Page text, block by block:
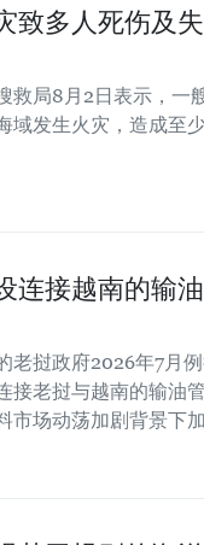
致多人死伤及
救局8月2日表示，一
域发生火灾，造成至
连接越南的输
老挝政府2026年7月
接老挝与越南的输油
市场动荡加剧背景下